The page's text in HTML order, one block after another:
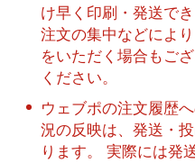
け早く印刷・発送で
注文の集中などによ
をいただく場合もご
ください。
ウェブポの注文履歴
況の反映は、発送・
ります。 実際には発